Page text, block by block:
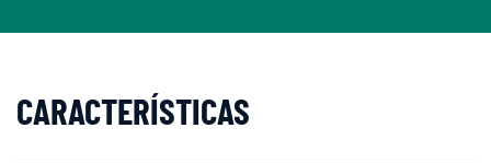
CARACTERÍSTICAS